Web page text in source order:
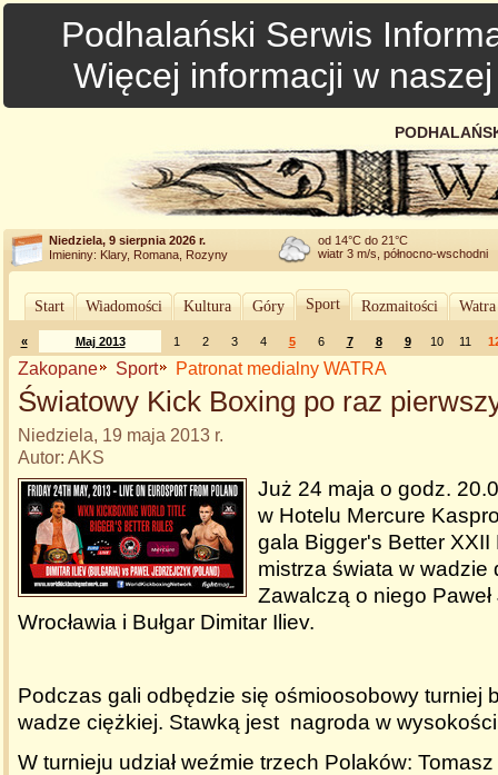
Podhalański Serwis
Więcej informacji w
Niedziela, 9 sierpnia 2026 r.
Imieniny: Klary, Romana, Rozyny
od 14°C do 21°C
wiatr 3 m/s, północno-wschodni
Start Wiadomości Kultura Góry Sport Rozmaitości
« Maj 2013 1 2 3 4 5 6 7 8 9 10 11
Zakopane Sport Patronat medialny WATRA
Światowy Kick Boxing po raz
Niedziela, 19 maja 2013 r.
Autor: AKS
Już 24 maja o godz.
w Hotelu Mercure
gala Bigger's Better XXII
mistrza świata w wadzie
Zawalczą o niego
Wrocławia i Bułgar Dimitar Iliev.
Podczas gali odbędzie się ośmioosobowy turniej
wadze ciężkiej. Stawką jest nagroda w
W turnieju udział weźmie trzech Polaków: